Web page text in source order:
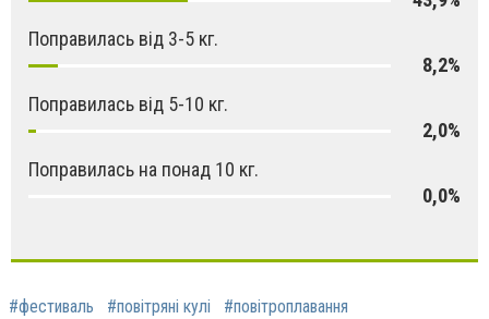
Поправилась від 3-5 кг.
8,2%
Поправилась від 5-10 кг.
2,0%
Поправилась на понад 10 кг.
0,0%
#фестиваль #повітряні кулі #повітроплавання